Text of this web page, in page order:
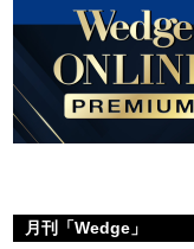
月刊「Wedge」